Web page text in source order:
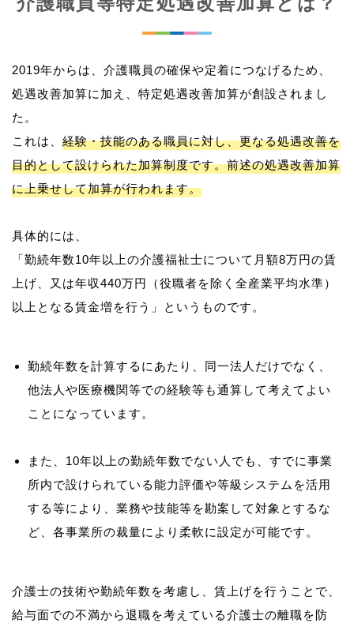
2019年からは、介護職員の確保や定着につなげるため、
処遇改善加算に加え、特定処遇改善加算が創設されまし
た。
これは、 経験・技能のある職員に対し、更なる処遇改善を
目的として設けられた加算制度です。前述の処遇改善加算
に上乗せして加算が行われます。
具体的には、
「勤続年数10年以上の介護福祉士について月額8万円の賃
上げ、又は年収440万円（役職者を除く全産業平均水準）
勤続年数を計算するにあたり、同一法人だけでなく、
他法人や医療機関等での経験等も通算して考えてよい
ことになっています。
また、10年以上の勤続年数でない人でも、すでに事業
所内で設けられている能力評価や等級システムを活用
する等により、業務や技能等を勘案して対象とするな
ど、各事業所の裁量により柔軟に設定が可能です。
介護士の技術や勤続年数を考慮し、賃上げを行うことで、
給与面での不満から退職を考えている介護士の離職を防